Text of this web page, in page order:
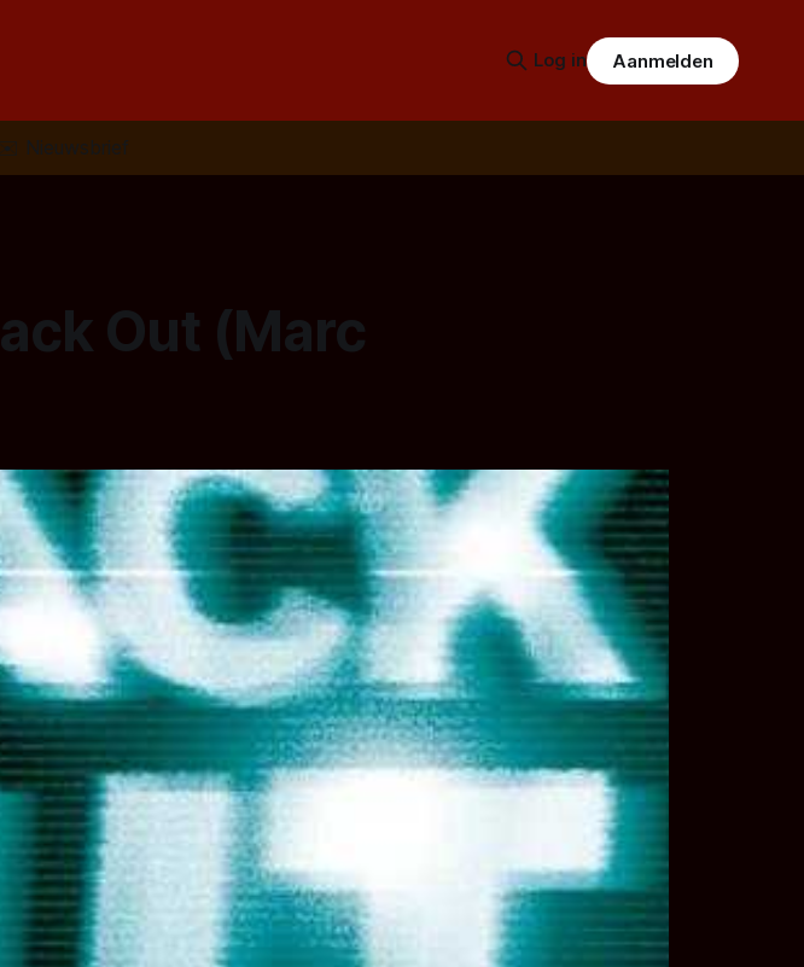
Log in Aanmelden
✉️ Nieuwsbrief
Out (Marc